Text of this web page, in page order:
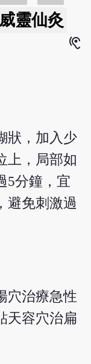
威靈仙灸
hearing
狀，加入少
上，局部如
5分鐘，宜
避免刺激過
穴治療急性
天容穴治扁